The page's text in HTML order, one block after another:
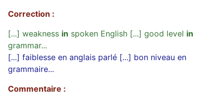
Correction :
[...] weakness in spoken English [...] good level in
grammar...
[...] faiblesse en anglais parlé [...] bon niveau en
grammaire...
Commentaire :